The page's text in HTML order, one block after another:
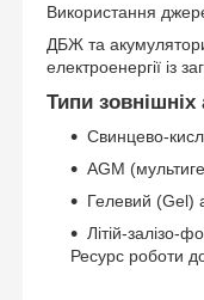
Використання
ДБЖ та
електроенергії із
Типи
Свинцево-
AGM
Гелевий (Gel)
Літій-
Ресурс роботи